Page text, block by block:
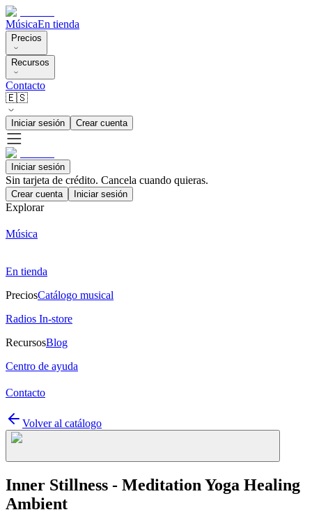
MúsicaEn tienda
Precios
Recursos
Contacto
🇪🇸
Iniciar sesión Crear cuenta
Iniciar sesión
Sin tarjeta de crédito. Cancela cuando quieras.
Crear cuenta Iniciar sesión
Explorar
Música
En tienda
PreciosCatálogo musical
Radios In-store
RecursosBlog
Centro de ayuda
Contacto
Volver al catálogo
Inner Stillness - Meditation Yoga Healing
Ambient